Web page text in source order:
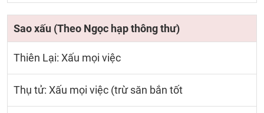
Sao xấu (Theo Ngọc hạp thông thư)
Thiên Lại: Xấu mọi việc
Thụ tử: Xấu mọi việc (trừ săn bắn tốt